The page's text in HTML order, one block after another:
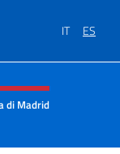
IT ES
di Madrid